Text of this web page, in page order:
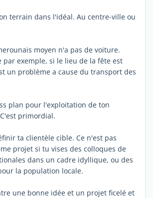
terrain dans l'idéal. Au centre-ville ou
moyen n'a pas de voiture.
par exemple, si le lieu de la fête est
un problème a cause du transport des
plan pour l'exploitation de ton
primordial.
ta clientèle cible. Ce n'est pas
projet si tu vises des colloques de
dans un cadre idyllique, ou des
la population locale.
une bonne idée et un projet ficelé et